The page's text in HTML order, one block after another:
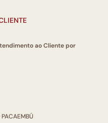
ao Cliente por